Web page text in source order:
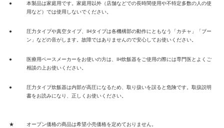
●
本製品は家庭用です。家庭用以外（店舗などでの長時間使用や不特定多数の人の使
用など）では使用しないでください。
●
圧力タイプや真空タイプ、IHタイプは各機構部の動作にともなう「カチャ」「ブー
ン」などの音がします。故障ではありませんので安心してお使いください。
●
医療用ペースメーカーをお使いの方は、IH炊飯器をご使用の際には専門医とよくご
相談の上お使いください。
●
圧力タイプ炊飯器は内部が高圧になるため、取り扱いを誤ると危険です。取扱説明
書をお読みになり、正しくお使いください。
★ オープン価格の商品は希望小売価格を定めておりません。